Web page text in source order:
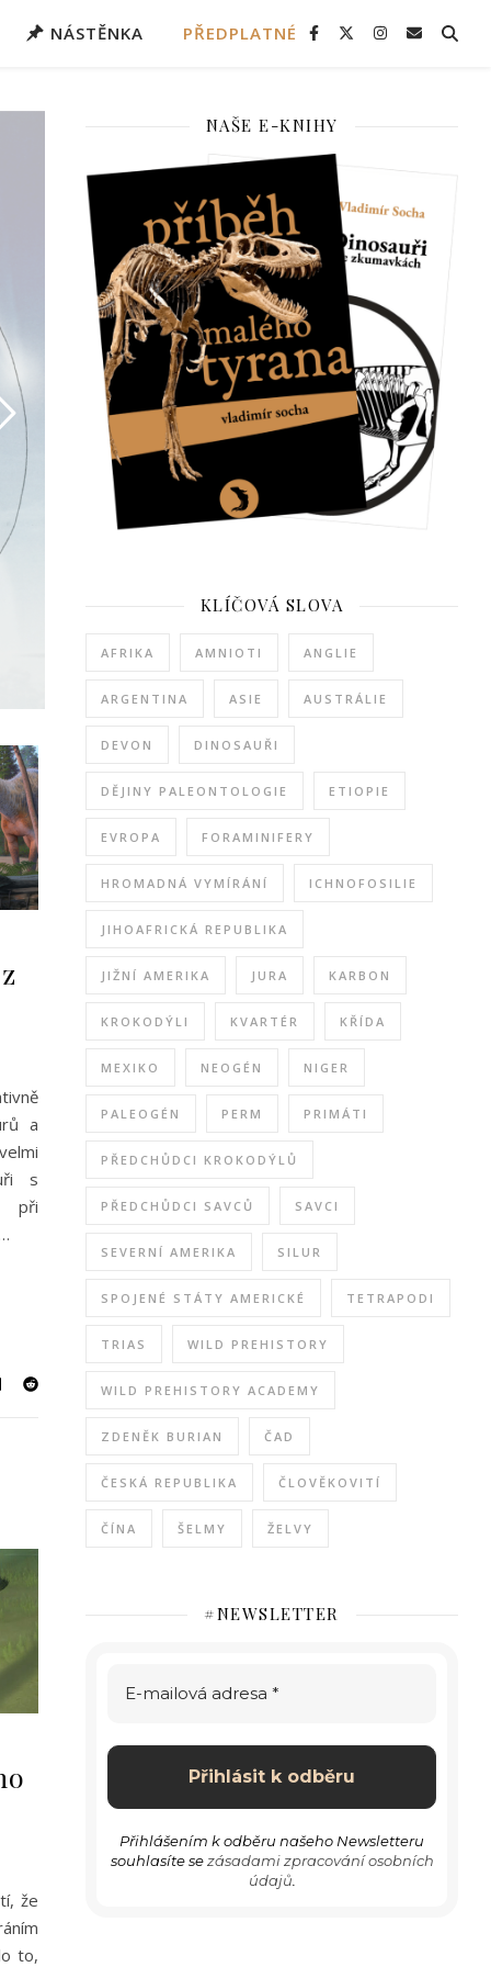
NÁSTĚNKA PŘEDPLATNÉ
a
s
při
že
to,
NAŠE E-KNIHY
KLÍČOVÁ SLOVA
AFRIKA AMNIOTI ANGLIE
ARGENTINA ASIE AUSTRÁLIE
DEVON DINOSAUŘI
DĚJINY PALEONTOLOGIE ETIOPIE
EVROPA FORAMINIFERY
HROMADNÁ VYMÍRÁNÍ ICHNOFOSILIE
JIHOAFRICKÁ REPUBLIKA
JIŽNÍ AMERIKA JURA KARBON
KROKODÝLI KVARTÉR KŘÍDA
MEXIKO NEOGÉN NIGER
PALEOGÉN PERM PRIMÁTI
PŘEDCHŮDCI KROKODÝLŮ
PŘEDCHŮDCI SAVCŮ SAVCI
SEVERNÍ AMERIKA SILUR
SPOJENÉ STÁTY AMERICKÉ TETRAPODI
TRIAS WILD PREHISTORY
WILD PREHISTORY ACADEMY
ZDENĚK BURIAN ČAD
ČESKÁ REPUBLIKA ČLOVĚKOVITÍ
ČÍNA ŠELMY ŽELVY
#NEWSLETTER
Přihlášením k odběru našeho Newsletteru
souhlasíte sezásadami zpracování osobních
údajů.